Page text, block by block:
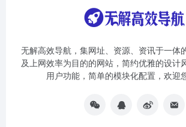
无解高效导航，集网址、资源、资讯于一体
及上网效率为目的的网站，简约优雅的设计
用户功能，简单的模块化配置，欢迎